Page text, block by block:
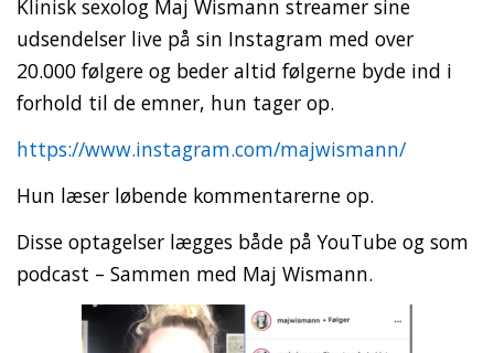
Klinisk sexolog Maj Wismann streamer sine
udsendelser live på sin Instagram med over
20.000 følgere og beder altid følgerne byde ind i
forhold til de emner, hun tager op.
https://www.instagram.com/majwismann/
Hun læser løbende kommentarerne op.
Disse optagelser lægges både på YouTube og som
podcast – Sammen med Maj Wismann.